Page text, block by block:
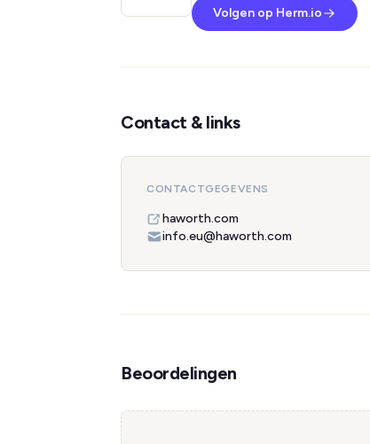
Volgen op Herm.io
Contact & links
CONTACTGEGEVENS
haworth.com
info.eu@haworth.com
Beoordelingen